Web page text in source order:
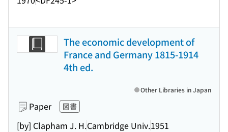
The economic development of
France and Germany 1815-1914
4th ed.
Paper 図書
[by] Clapham J. H.Cambridge Univ.1951
Other Libraries in Japan